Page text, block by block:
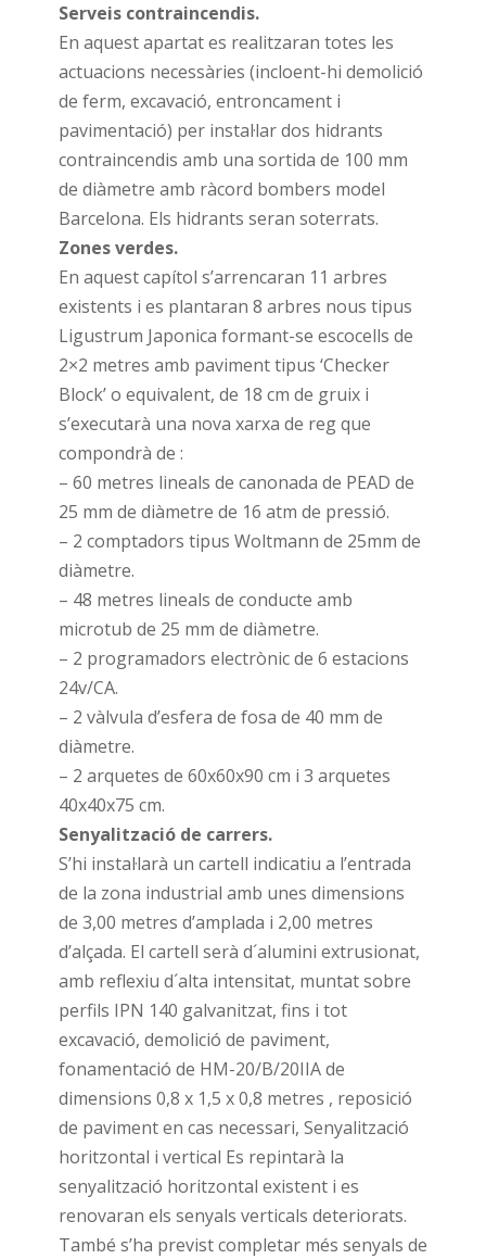
Serveis contraincendis.
En aquest apartat es realitzaran totes les
actuacions necessàries (incloent-hi demolició
de ferm, excavació, entroncament i
pavimentació) per instal·lar dos hidrants
contraincendis amb una sortida de 100 mm
de diàmetre amb ràcord bombers model
Barcelona. Els hidrants seran soterrats.
Zones verdes.
En aquest capítol s’arrencaran 11 arbres
existents i es plantaran 8 arbres nous tipus
Ligustrum Japonica formant-se escocells de
2×2 metres amb paviment tipus ‘Checker
Block’ o equivalent, de 18 cm de gruix i
s’executarà una nova xarxa de reg que
compondrà de :
– 60 metres lineals de canonada de PEAD de
25 mm de diàmetre de 16 atm de pressió.
– 2 comptadors tipus Woltmann de 25mm de
diàmetre.
– 48 metres lineals de conducte amb
microtub de 25 mm de diàmetre.
– 2 programadors electrònic de 6 estacions
24v/CA.
– 2 vàlvula d’esfera de fosa de 40 mm de
diàmetre.
– 2 arquetes de 60x60x90 cm i 3 arquetes
40x40x75 cm.
Senyalització de carrers.
S’hi instal·larà un cartell indicatiu a l’entrada
de la zona industrial amb unes dimensions
de 3,00 metres d’amplada i 2,00 metres
d’alçada. El cartell serà d´alumini extrusionat,
amb reflexiu d´alta intensitat, muntat sobre
perfils IPN 140 galvanitzat, fins i tot
excavació, demolició de paviment,
fonamentació de HM-20/B/20IIA de
dimensions 0,8 x 1,5 x 0,8 metres , reposició
de paviment en cas necessari, Senyalització
horitzontal i vertical Es repintarà la
senyalització horitzontal existent i es
renovaran els senyals verticals deteriorats.
També s’ha previst completar més senyals de